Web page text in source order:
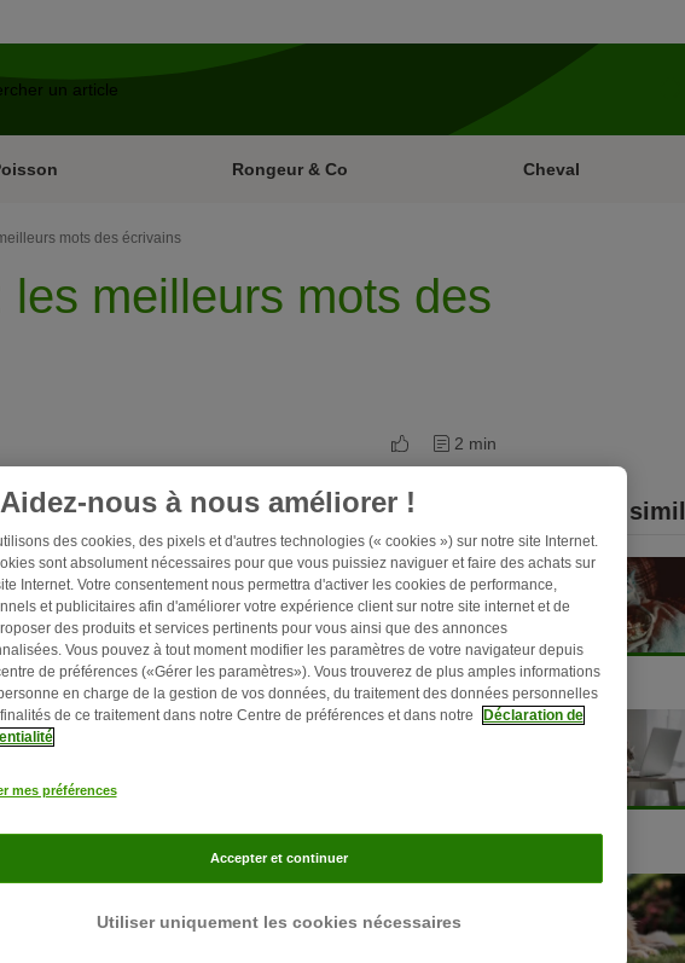
Rongeur & Co Cheval
mots des écrivains
meilleurs mots des
2 min
par les chats. À tel point que ces adorables boules de poils
également cité dans plusieurs proverbes. Nous avons
populaires ou littéraires, poétiques ou drôles.
Articles
Aidez-nous à nous améliorer !
des cookies, des pixels et d'autres technologies (« cookies ») sur notre site Internet.
sont absolument nécessaires pour que vous puissiez naviguer et faire des achats sur
Internet. Votre consentement nous permettra d'activer les cookies de performance,
et publicitaires afin d'améliorer votre expérience client sur notre site internet et de
des produits et services pertinents pour vous ainsi que des annonces
Vous pouvez à tout moment modifier les paramètres de votre navigateur depuis
de préférences («Gérer les paramètres»). Vous trouverez de plus amples informations
en charge de la gestion de vos données, du traitement des données personnelles
de ce traitement dans notre Centre de préférences et dans notre
Déclaration de
mes préférences
Utiliser uniquement les cookies nécessaires
Accepter et continuer